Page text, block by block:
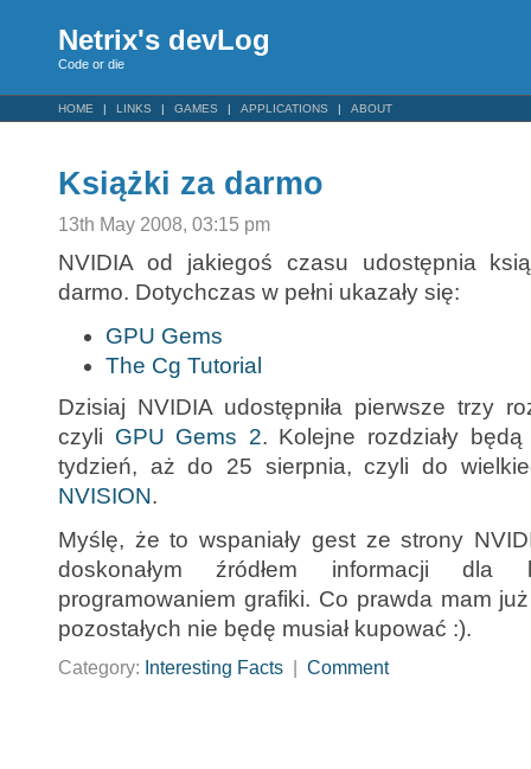
Netrix's devLog
Code or die
HOME LINKS GAMES APPLICATIONS ABOUT
Książki za darmo
13th May 2008, 03:15 pm
NVIDIA od jakiegoś czasu udostępnia
darmo. Dotychczas w pełni ukazały się:
GPU Gems
The Cg Tutorial
Dzisiaj NVIDIA udostępniła pierwsze trzy
czyli GPU Gems 2. Kolejne rozdziały
tydzień, aż do 25 sierpnia, czyli do
NVISION.
Myślę, że to wspaniały gest ze strony
doskonałym źródłem informacji
programowaniem grafiki. Co prawda mam
pozostałych nie będę musiał kupować :).
Category: Interesting Facts Comment